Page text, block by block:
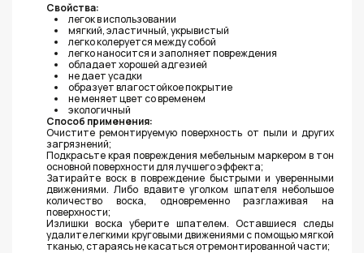
Свойства:
легок в использовании
мягкий, эластичный, укрывистый
легко колеруется между собой
легко наносится и заполняет повреждения
обладает хорошей адгезией
не дает усадки
образует влагостойкое покрытие
не меняет цвет со временем
экологичный
Способ применения:
Очистите ремонтируемую поверхность от пыли и других
загрязнений;
Подкрасьте края повреждения мебельным маркером в тон
основной поверхности для лучшего эффекта;
Затирайте воск в повреждение быстрыми и уверенными
движениями. Либо вдавите уголком шпателя небольшое
количество воска, одновременно разглаживая на
поверхности;
Излишки воска уберите шпателем. Оставшиеся следы
удалите легкими круговыми движениями с помощью мягкой
тканью, стараясь не касаться отремонтированной части;